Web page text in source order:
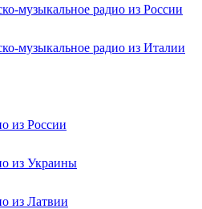
музыкальное радио из России
музыкальное радио из Италии
из России
из Украины
из Латвии